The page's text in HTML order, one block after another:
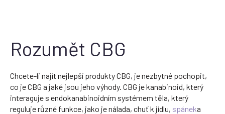
Rozumět CBG
Chcete-li najít nejlepší produkty CBG, je nezbytné pochopit,
co je CBG a jaké jsou jeho výhody. CBG je kanabinoid, který
interaguje s endokanabinoidním systémem těla, který
reguluje různé funkce, jako je nálada, chuť k jídlu, spáneka